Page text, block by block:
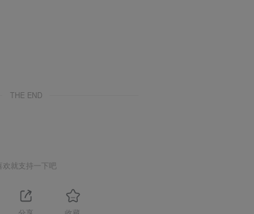
THE END
欢就支持一下吧